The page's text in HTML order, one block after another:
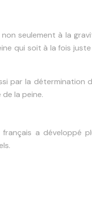
seulement à la
qui soit à la fois
par la détermination
la peine.
a développé